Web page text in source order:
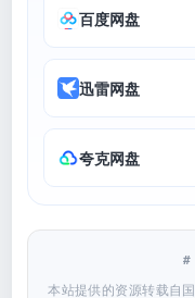
百度网盘
迅雷网盘
夸克网盘
本站提供的资源转载自